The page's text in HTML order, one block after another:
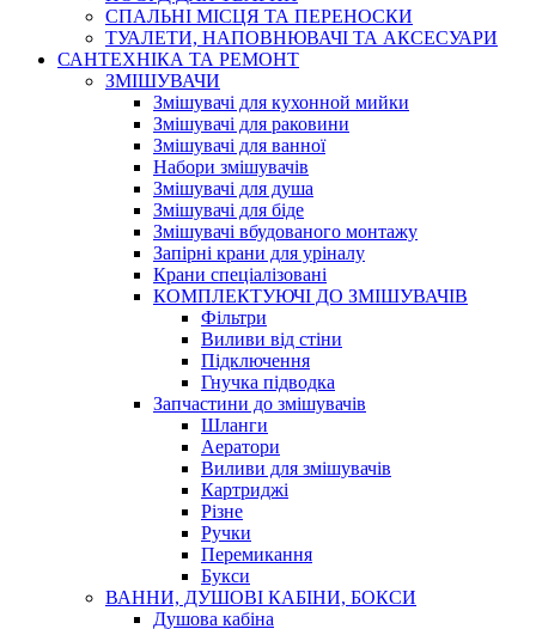
СПАЛЬНІ МІСЦЯ ТА ПЕРЕНОСКИ
ТУАЛЕТИ, НАПОВНЮВАЧІ ТА АКСЕСУАРИ
САНТЕХНІКА ТА РЕМОНТ
ЗМІШУВАЧИ
Змішувачі для кухонной мийки
Змішувачі для раковини
Змішувачі для ванної
Набори змішувачів
Змішувачі для душа
Змішувачі для біде
Змішувачі вбудованого монтажу
Запірні крани для уріналу
Крани спеціалізовані
КОМПЛЕКТУЮЧІ ДО ЗМІШУВАЧІВ
Фільтри
Виливи від стіни
Підключення
Гнучка підводка
Запчастини до змішувачів
Шланги
Аератори
Виливи для змішувачів
Картриджі
Різне
Ручки
Перемикання
Букси
ВАННИ, ДУШОВІ КАБІНИ, БОКСИ
Душова кабіна